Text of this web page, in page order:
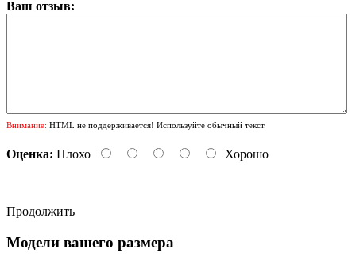
Ваш отзыв:
Внимание: HTML не поддерживается! Используйте обычный текст.
Оценка: Плохо Хорошо
Продолжить
Модели вашего размера